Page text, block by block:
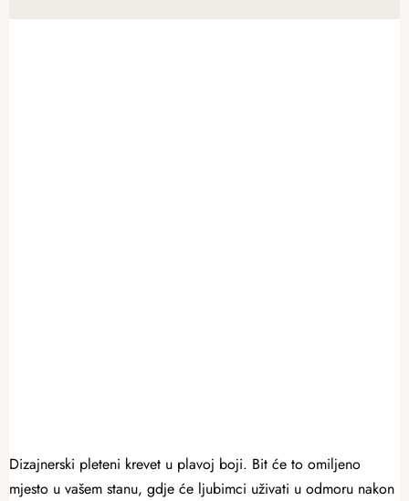
Dizajnerski pleteni krevet u plavoj boji. Bit će to omiljeno
mjesto u vašem stanu, gdje će ljubimci uživati ​​u odmoru nakon